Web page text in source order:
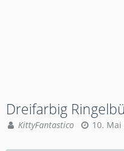
Dreifarbig
KittyFantastico 10. Mai